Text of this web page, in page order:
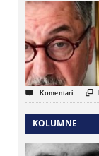
 Komentari 
KOLUMNE